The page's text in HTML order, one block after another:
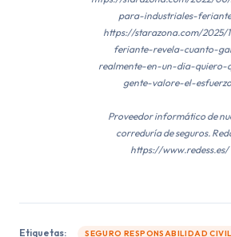
para-industriales-
https://starazona.com/2025/
feriante-revela-cuanto-
realmente-en-un-dia-quiero-
gente-valore-el-
Proveedor informático de
correduría de seguros.
https://www.redess.es/
Etiquetas: SEGURO RESPONSABILIDAD CIVIL